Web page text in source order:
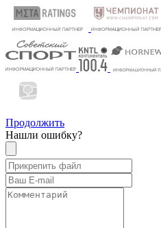
Продолжить
Нашли ошибку?